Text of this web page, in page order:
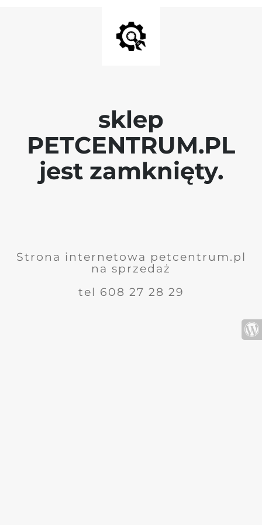
sklep
PETCENTRUM.PL
jest zamknięty.
Strona internetowa petcentrum.pl
na sprzedaż
tel 608 27 28 29